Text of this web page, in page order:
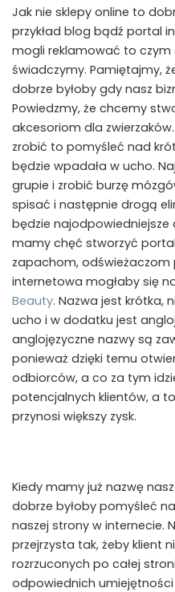
Jak nie sklepy online to
przykład blog bądź portal
mogli reklamować to czym
świadczymy. Pamiętajmy,
dobrze byłoby gdy nasz
Powiedzmy, że chcemy
akcesoriom dla
zrobić to pomyśleć nad
będzie wpadała w ucho.
grupie i zrobić burzę
spisać i następnie drogą
będzie najodpowiedniejsze
mamy chęć stworzyć
zapachom, odświeżaczom
internetowa mogłaby się
Beauty. Nazwa jest krótka,
ucho i w dodatku jest
anglojęzyczne nazwy są
ponieważ dzięki temu
odbiorców, a co za tym
potencjalnych klientów, a
przynosi większy zysk.
Kiedy mamy już nazwę
dobrze byłoby pomyśleć
naszej strony w internecie.
przejrzysta tak, żeby klient
rozrzuconych po całej
odpowiednich